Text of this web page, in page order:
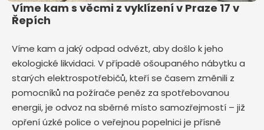
Víme kam s věcmi z vyklízení v Praze 17 v
Řepích
Víme kam a jaký odpad odvézt, aby došlo k jeho
ekologické likvidaci. V případě ošoupaného nábytku a
starých elektrospotřebičů, kteří se časem změnili z
pomocníků na požírače peněz za spotřebovanou
energii, je odvoz na sběrné místo samozřejmostí – již
opření úzké police o veřejnou popelnici je přísně